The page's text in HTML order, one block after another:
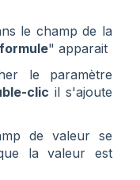
le champ de la
" apparait
le paramètre
clic il s'ajoute
de valeur se
la valeur est